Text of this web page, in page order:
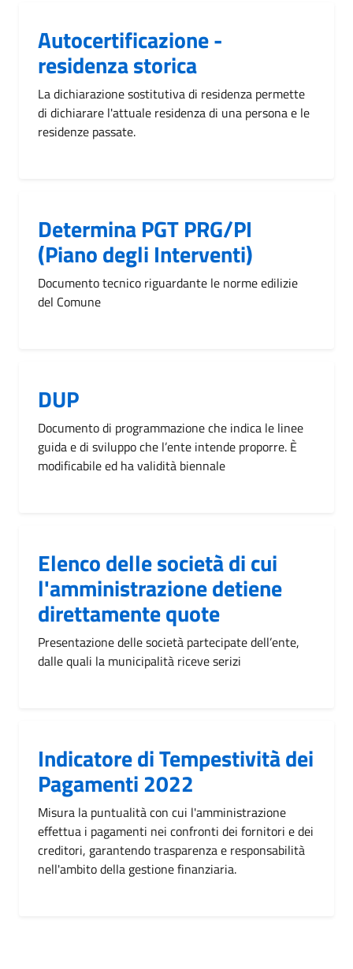
Autocertificazione -
residenza storica
La dichiarazione sostitutiva di residenza permette
di dichiarare l'attuale residenza di una persona e le
residenze passate.
Determina PGT PRG/PI
(Piano degli Interventi)
Documento tecnico riguardante le norme edilizie
del Comune
DUP
Documento di programmazione che indica le linee
guida e di sviluppo che l’ente intende proporre. È
modificabile ed ha validità biennale
Elenco delle società di cui
l'amministrazione detiene
direttamente quote
Presentazione delle società partecipate dell’ente,
dalle quali la municipalità riceve serizi
Indicatore di Tempestività dei
Pagamenti 2022
Misura la puntualità con cui l'amministrazione
effettua i pagamenti nei confronti dei fornitori e dei
creditori, garantendo trasparenza e responsabilità
nell'ambito della gestione finanziaria.